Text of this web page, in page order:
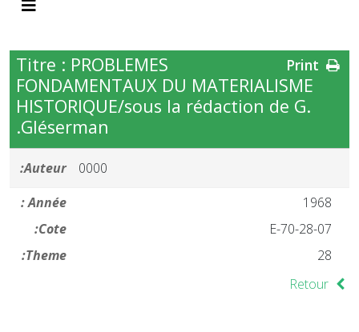
Titre : PROBLEMES
FONDAMENTAUX DU MATERIALISME
HISTORIQUE/sous la rédaction de G.
Gléserman.
Auteur:
0000
Année :
1968
Cote:
28-07-E-70
Theme:
28
Retour